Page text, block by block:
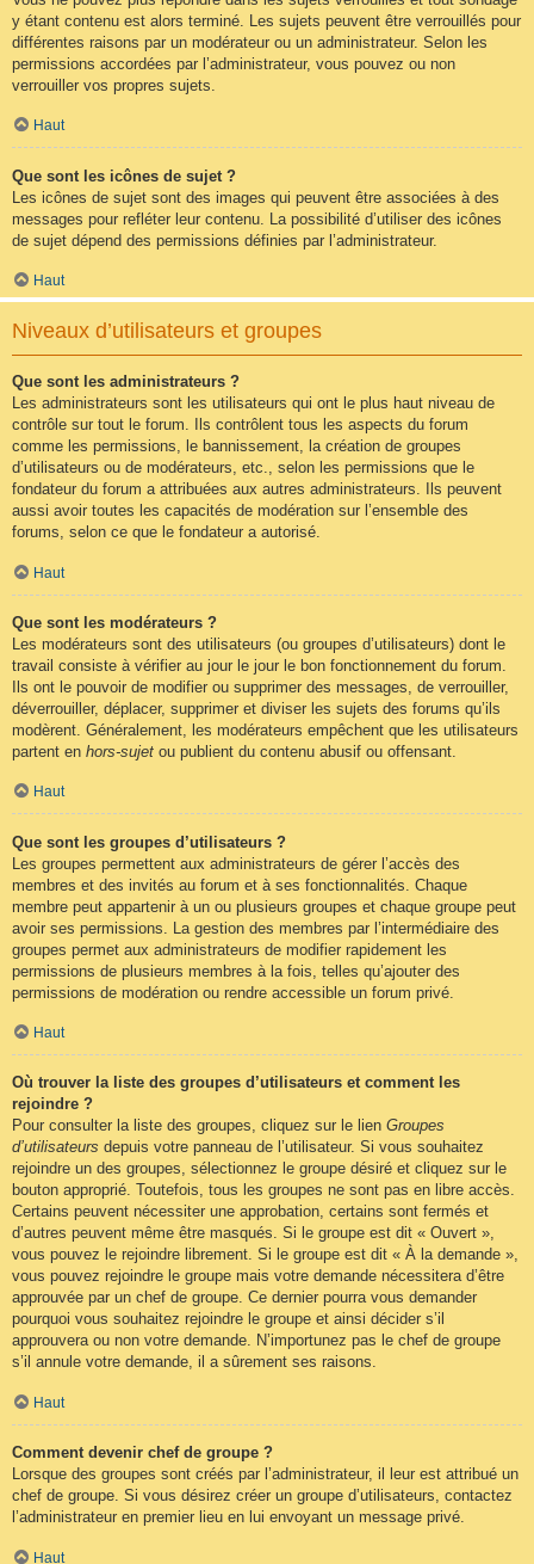
y étant contenu est alors terminé. Les sujets peuvent être verrouillés pour
différentes raisons par un modérateur ou un administrateur. Selon les
permissions accordées par l’administrateur, vous pouvez ou non
verrouiller vos propres sujets.
Haut
Que sont les icônes de sujet ?
Les icônes de sujet sont des images qui peuvent être associées à des
messages pour refléter leur contenu. La possibilité d’utiliser des icônes
de sujet dépend des permissions définies par l’administrateur.
Haut
Niveaux d’utilisateurs et groupes
Que sont les administrateurs ?
Les administrateurs sont les utilisateurs qui ont le plus haut niveau de
contrôle sur tout le forum. Ils contrôlent tous les aspects du forum
comme les permissions, le bannissement, la création de groupes
d’utilisateurs ou de modérateurs, etc., selon les permissions que le
fondateur du forum a attribuées aux autres administrateurs. Ils peuvent
aussi avoir toutes les capacités de modération sur l’ensemble des
forums, selon ce que le fondateur a autorisé.
Haut
Que sont les modérateurs ?
Les modérateurs sont des utilisateurs (ou groupes d’utilisateurs) dont le
travail consiste à vérifier au jour le jour le bon fonctionnement du forum.
Ils ont le pouvoir de modifier ou supprimer des messages, de verrouiller,
déverrouiller, déplacer, supprimer et diviser les sujets des forums qu’ils
modèrent. Généralement, les modérateurs empêchent que les utilisateurs
partent en hors-sujet ou publient du contenu abusif ou offensant.
Haut
Que sont les groupes d’utilisateurs ?
Les groupes permettent aux administrateurs de gérer l’accès des
membres et des invités au forum et à ses fonctionnalités. Chaque
membre peut appartenir à un ou plusieurs groupes et chaque groupe peut
avoir ses permissions. La gestion des membres par l’intermédiaire des
groupes permet aux administrateurs de modifier rapidement les
permissions de plusieurs membres à la fois, telles qu’ajouter des
permissions de modération ou rendre accessible un forum privé.
Haut
Où trouver la liste des groupes d’utilisateurs et comment les
rejoindre ?
Pour consulter la liste des groupes, cliquez sur le lien Groupes
d’utilisateurs depuis votre panneau de l’utilisateur. Si vous souhaitez
rejoindre un des groupes, sélectionnez le groupe désiré et cliquez sur le
bouton approprié. Toutefois, tous les groupes ne sont pas en libre accès.
Certains peuvent nécessiter une approbation, certains sont fermés et
d’autres peuvent même être masqués. Si le groupe est dit « Ouvert »,
vous pouvez le rejoindre librement. Si le groupe est dit « À la demande »,
vous pouvez rejoindre le groupe mais votre demande nécessitera d’être
approuvée par un chef de groupe. Ce dernier pourra vous demander
pourquoi vous souhaitez rejoindre le groupe et ainsi décider s’il
approuvera ou non votre demande. N’importunez pas le chef de groupe
s’il annule votre demande, il a sûrement ses raisons.
Haut
Comment devenir chef de groupe ?
Lorsque des groupes sont créés par l’administrateur, il leur est attribué un
chef de groupe. Si vous désirez créer un groupe d’utilisateurs, contactez
l’administrateur en premier lieu en lui envoyant un message privé.
Haut